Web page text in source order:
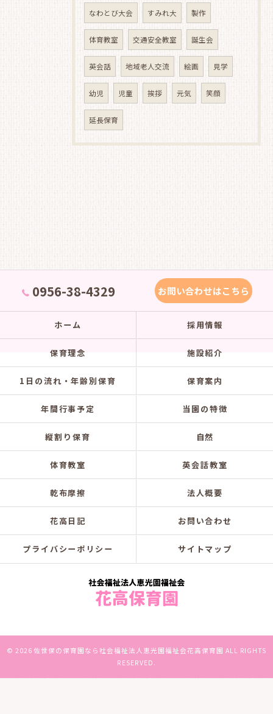
なわとび大会 すみれ大 製作
体育教室 交通安全教室 誕生会
英会話 地域老人交流 絵画 見学
幼児 児童 挨拶 元気 笑顔
延長保育
0956-38-4329 お問い合わせはこちら
ホーム 採用情報
保育理念 施設紹介
1日の流れ・年齢別保育 保育案内
年間行事予定 当園の特徴
縦割り保育 自然
体育教室 英会話教室
乾布摩擦 法人概要
花高日記 お問い合わせ
プライバシーポリシー サイトマップ
© 2026 佐世保の保育園なら社会福祉法人恵光園福祉会花高保育園 ALL RIGHTS
RESERVED.